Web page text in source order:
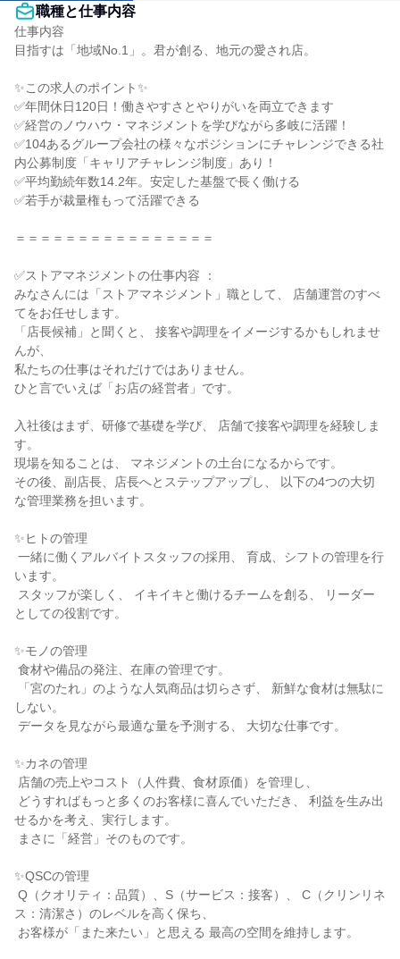
職種と仕事内容
仕事内容
目指すは「地域No.1」。君が創る、地元の愛され店。
✨この求人のポイント✨
✅年間休日120日！働きやすさとやりがいを両立できます
✅経営のノウハウ・マネジメントを学びながら多岐に活躍！
✅104あるグループ会社の様々なポジションにチャレンジできる社
内公募制度「キャリアチャレンジ制度」あり！
✅平均勤続年数14.2年。安定した基盤で長く働ける
✅若手が裁量権もって活躍できる
＝＝＝＝＝＝＝＝＝＝＝＝＝＝＝＝
✅ストアマネジメントの仕事内容 ：
みなさんには「ストアマネジメント」職として、 店舗運営のすべ
てをお任せします。
「店長候補」と聞くと、 接客や調理をイメージするかもしれませ
んが、
私たちの仕事はそれだけではありません。
ひと言でいえば「お店の経営者」です。
入社後はまず、研修で基礎を学び、 店舗で接客や調理を経験しま
す。
現場を知ることは、 マネジメントの土台になるからです。
その後、副店長、店長へとステップアップし、 以下の4つの大切
な管理業務を担います。
✨ヒトの管理
います。
としての役割です。
✨モノの管理
しない。
✨カネの管理
せるかを考え、実行します。
✨QSCの管理
ス：清潔さ）のレベルを高く保ち、